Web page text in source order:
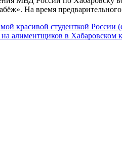
На время
красивой студенткой России
алиментщиков в Хабаровском